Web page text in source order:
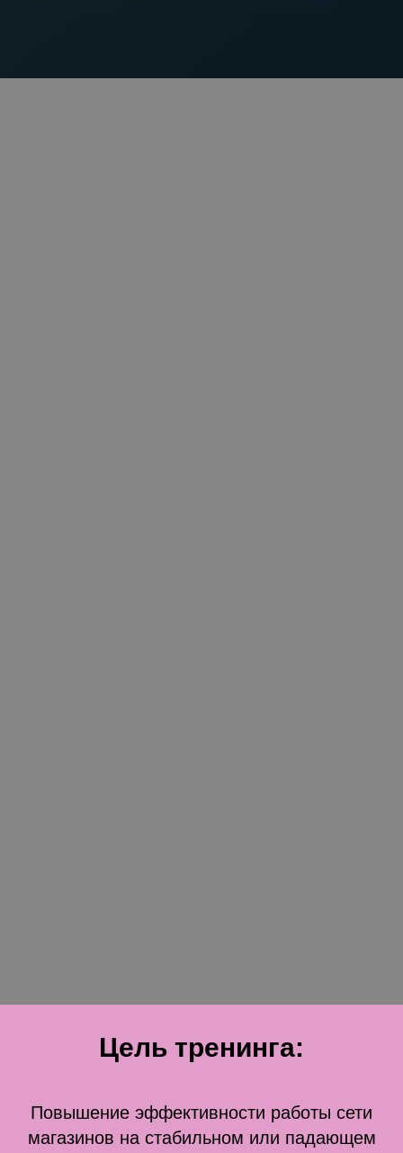
Цель тренинга:
Повышение эффективности работы сети
магазинов на стабильном или падающем